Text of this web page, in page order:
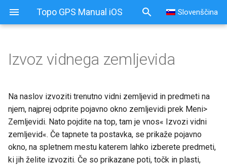
Topo GPS Manual iOS Slovenščina
Izvoz vidnega zemljevida
Na naslov izvoziti trenutno vidni zemljevid in predmeti na
njem, najprej odprite pojavno okno zemljevidi prek Meni>
Zemljevidi. Nato pojdite na top, tam je vnos« Izvozi vidni
zemljevid«. Če tapnete ta postavka, se prikaže pojavno
okno, na spletnem mestu katerem lahko izberete predmeti,
ki jih želite izvoziti. Če so prikazane poti, točk in plasti,